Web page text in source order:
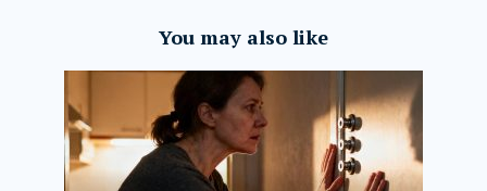
You may also like